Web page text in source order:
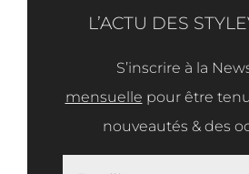
L’ACTU DES
S’inscrire à la
mensuelle pour être
nouveautés & des